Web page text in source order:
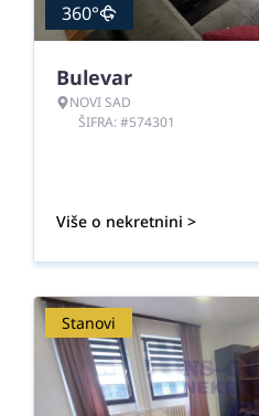
360°
Bulevar
NOVI SAD
ŠIFRA: #574301
Više o nekretnini >
Stanovi